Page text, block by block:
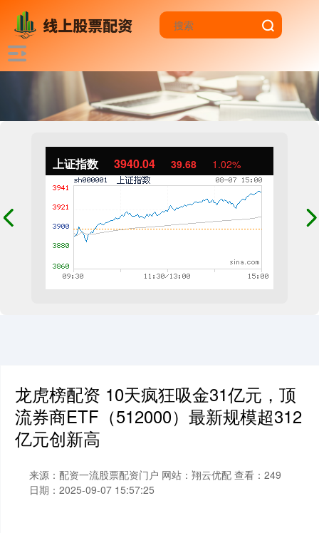
上证指数 3940.04 39.68 1.02%
龙虎榜配资 10天疯狂吸金31亿元，顶
流券商ETF（512000）最新规模超312
亿元创新高
来源：配资一流股票配资门户 网站：翔云优配 查看：249
日期：2025-09-07 15:57:25